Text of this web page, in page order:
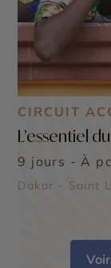
CIRCUIT
L’essentiel
9 jours - À
Dakar - Saint